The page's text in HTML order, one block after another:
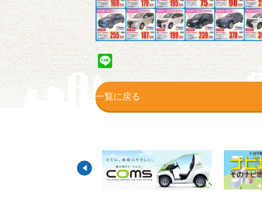
Line
一覧に戻る